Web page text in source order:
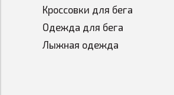
Кроссовки для бега
Одежда для бега
Лыжная одежда